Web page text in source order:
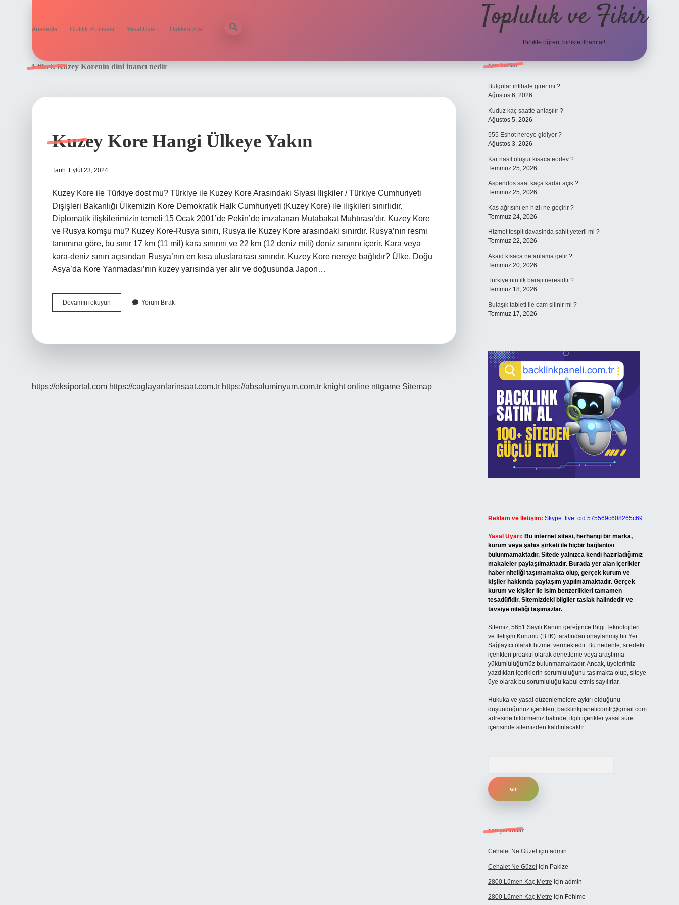
Anasayfa Gizlilik Politikası Yasal Uyarı Hakkımızda Topluluk ve Fikir
Birlikte öğren, birlikte ilham al!
Etiket:Kuzey Korenin dini inancı nedir
Kuzey Kore Hangi Ülkeye Yakın
Tarih: Eylül 23, 2024
Kuzey Kore ile Türkiye dost mu? Türkiye ile Kuzey Kore Arasındaki Siyasi İlişkiler / Türkiye Cumhuriyeti
Dışişleri Bakanlığı Ülkemizin Kore Demokratik Halk Cumhuriyeti (Kuzey Kore) ile ilişkileri sınırlıdır.
Diplomatik ilişkilerimizin temeli 15 Ocak 2001’de Pekin’de imzalanan Mutabakat Muhtırası’dır. Kuzey Kore
ve Rusya komşu mu? Kuzey Kore-Rusya sınırı, Rusya ile Kuzey Kore arasındaki sınırdır. Rusya’nın resmi
tanımına göre, bu sınır 17 km (11 mil) kara sınırını ve 22 km (12 deniz mili) deniz sınırını içerir. Kara veya
kara-deniz sınırı açısından Rusya’nın en kısa uluslararası sınırıdır. Kuzey Kore nereye bağlıdır? Ülke, Doğu
Asya’da Kore Yarımadası’nın kuzey yarısında yer alır ve doğusunda Japon…
Devamını okuyun
Kore
Yorum Bırak
https://eksiportal.com https://caglayanlarinsaat.com.tr https://absaluminyum.com.tr knight online nttgame Sitemap
Sidebar
Son Yazılar
Bulgular intihale girer mi ?
Ağustos 6, 2026
Kuduz kaç saatte anlaşılır ?
Ağustos 5, 2026
555 Eshot nereye gidiyor ?
Ağustos 3, 2026
Kar nasıl oluşur kısaca eodev ?
Temmuz 25, 2026
Aspendos saat kaça kadar açık ?
Temmuz 25, 2026
Kas ağrısını en hızlı ne geçirir ?
Temmuz 24, 2026
Hizmet tespit davasinda sahit yeterli mi ?
Temmuz 22, 2026
Akaid kısaca ne anlama gelir ?
Temmuz 20, 2026
Türkiye’nin ilk barajı neresidir ?
Temmuz 18, 2026
Bulaşık tableti ile cam silinir mi ?
Temmuz 17, 2026
Reklam ve İletişim: Skype: live:.cid.575569c608265c69
Yasal Uyarı: Bu internet sitesi, herhangi bir marka,
kurum veya şahıs şirketi ile hiçbir bağlantısı
bulunmamaktadır. Sitede yalnızca kendi hazırladığımız
makaleler paylaşılmaktadır. Burada yer alan içerikler
haber niteliği taşımamakta olup, gerçek kurum ve
kişiler hakkında paylaşım yapılmamaktadır. Gerçek
kurum ve kişiler ile isim benzerlikleri tamamen
tesadüfidir. Sitemizdeki bilgiler taslak halindedir ve
tavsiye niteliği taşımazlar.
Sitemiz, 5651 Sayılı Kanun gereğince Bilgi Teknolojileri
ve İletişim Kurumu (BTK) tarafından onaylanmış bir Yer
Sağlayıcı olarak hizmet vermektedir. Bu nedenle, sitedeki
içerikleri proaktif olarak denetleme veya araştırma
yükümlülüğümüz bulunmamaktadır. Ancak, üyelerimiz
yazdıkları içeriklerin sorumluluğunu taşımakta olup, siteye
üye olarak bu sorumluluğu kabul etmiş sayılırlar.
Hukuka ve yasal düzenlemelere aykırı olduğunu
düşündüğünüz içerikleri, backlinkpanelicomtr@gmail.com
adresine bildirmeniz halinde, ilgili içerikler yasal süre
içerisinde sitemizden kaldırılacaktır.
Son yorumlar
Cehalet Ne Güzel için admin
Cehalet Ne Güzel için Pakize
2800 Lümen Kaç Metre için admin
2800 Lümen Kaç Metre için Fehime